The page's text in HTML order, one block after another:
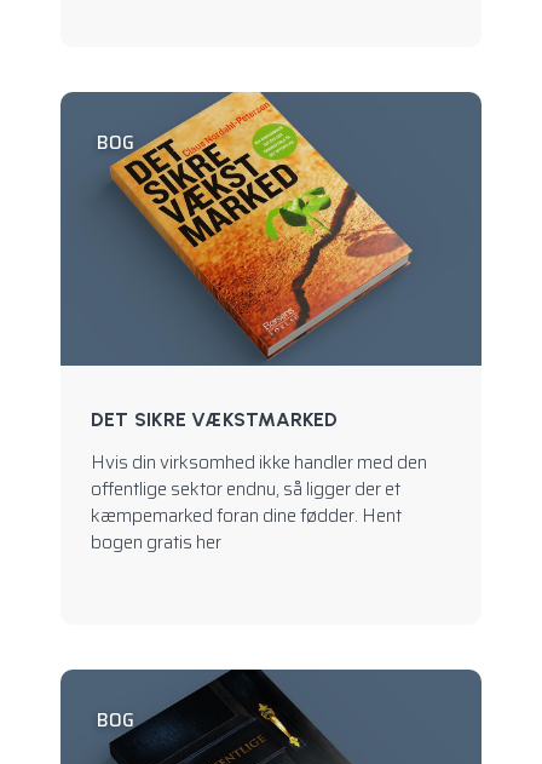
BOG
DET SIKRE VÆKSTMARKED
Hvis din virksomhed ikke handler med den
offentlige sektor endnu, så ligger der et
kæmpemarked foran dine fødder. Hent
bogen gratis her
BOG